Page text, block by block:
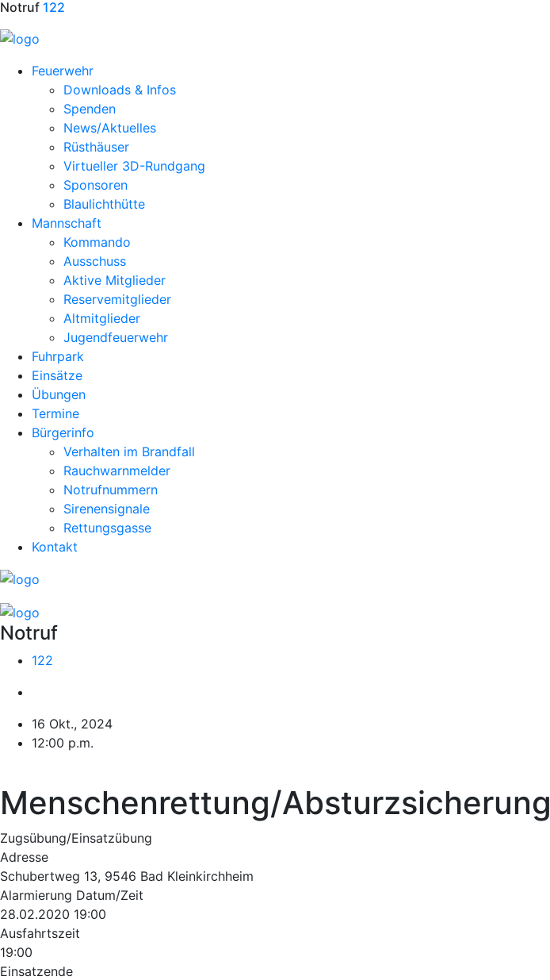
Notruf 122
Feuerwehr
Downloads & Infos
Spenden
News/Aktuelles
Rüsthäuser
Virtueller 3D-Rundgang
Sponsoren
Blaulichthütte
Mannschaft
Kommando
Ausschuss
Aktive Mitglieder
Reservemitglieder
Altmitglieder
Jugendfeuerwehr
Fuhrpark
Einsätze
Übungen
Termine
Bürgerinfo
Verhalten im Brandfall
Rauchwarnmelder
Notrufnummern
Sirenensignale
Rettungsgasse
Kontakt
Notruf
122
16 Okt., 2024
12:00 p.m.
Menschenrettung/Absturzsicherung
Zugsübung/Einsatzübung
Adresse
Schubertweg 13, 9546 Bad Kleinkirchheim
Alarmierung Datum/Zeit
28.02.2020 19:00
Ausfahrtszeit
19:00
Einsatzende